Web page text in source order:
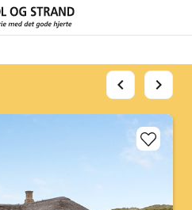
chevron_left chevron_right